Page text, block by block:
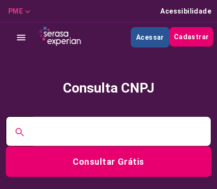
PME Acessibilidade
Acessar Cadastrar
Consulta CNPJ
Consultar Grátis